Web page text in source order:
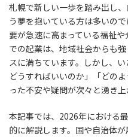
札幌で新しい一歩を踏み出し
う夢を抱いている方は多いの
要が急速に高まっている福祉
での起業は、地域社会からも
スに満ちています。しかし、
どうすればいいのか」「どの
った不安や疑問が次々と湧き上
本記事では、2026年における
的に解説します。国や自治体